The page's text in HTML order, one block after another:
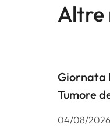
Altre
Giornata
Tumore
04/08/2026